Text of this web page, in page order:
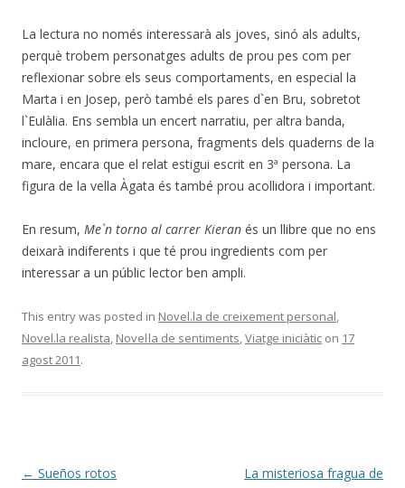
La lectura no només interessarà als joves, sinó als adults,
perquè trobem personatges adults de prou pes com per
reflexionar sobre els seus comportaments, en especial la
Marta i en Josep, però també els pares d`en Bru, sobretot
l`Eulàlia. Ens sembla un encert narratiu, per altra banda,
incloure, en primera persona, fragments dels quaderns de la
mare, encara que el relat estigui escrit en 3ª persona. La
figura de la vella Àgata és també prou acollidora i important.
En resum, Me`n torno al carrer Kieran és un llibre que no ens
deixarà indiferents i que té prou ingredients com per
interessar a un públic lector ben ampli.
This entry was posted in Novel.la de creixement personal,
Novel.la realista, Novel·la de sentiments,Viatge iniciàtic on 17
agost 2011.
Post
← Sueños rotos
La misteriosa fragua de